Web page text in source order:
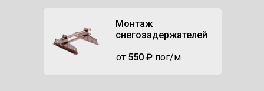
от 550 ₽ пог/м
Монтаж
снегозадержателей